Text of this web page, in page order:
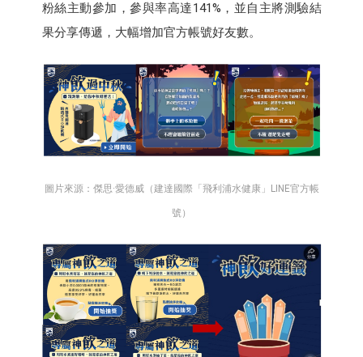
粉絲主動參加，參與率高達141%，並自主將測驗結
果分享傳遞，大幅增加官方帳號好友數。
圖片來源：傑思·愛德威（建達國際「飛利浦水健康」LINE官方帳
號）